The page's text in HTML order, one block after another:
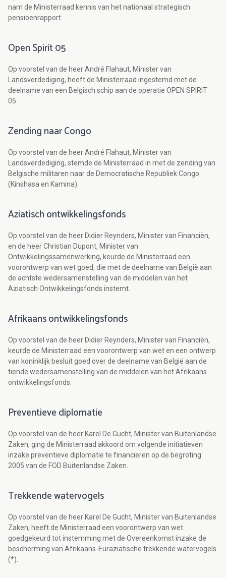
nam de Ministerraad kennis van het nationaal strategisch
pensioenrapport.
Open Spirit 05
Op voorstel van de heer André Flahaut, Minister van
Landsverdediging, heeft de Ministerraad ingestemd met de
deelname van een Belgisch schip aan de operatie OPEN SPIRIT
05.
Zending naar Congo
Op voorstel van de heer André Flahaut, Minister van
Landsverdediging, stemde de Ministerraad in met de zending van
Belgische militaren naar de Democratische Republiek Congo
(Kinshasa en Kamina).
Aziatisch ontwikkelingsfonds
Op voorstel van de heer Didier Reynders, Minister van Financiën,
en de heer Christian Dupont, Minister van
Ontwikkelingssamenwerking, keurde de Ministerraad een
voorontwerp van wet goed, die met de deelname van België aan
de achtste wedersamenstelling van de middelen van het
Aziatisch Ontwikkelingsfonds instemt.
Afrikaans ontwikkelingsfonds
Op voorstel van de heer Didier Reynders, Minister van Financiën,
keurde de Ministerraad een voorontwerp van wet en een ontwerp
van koninklijk besluit goed over de deelname van België aan de
tiende wedersamenstelling van de middelen van het Afrikaans
ontwikkelingsfonds.
Preventieve diplomatie
Op voorstel van de heer Karel De Gucht, Minister van Buitenlandse
Zaken, ging de Ministerraad akkoord om volgende initiatieven
inzake preventieve diplomatie te financieren op de begroting
2005 van de FOD Buitenlandse Zaken.
Trekkende watervogels
Op voorstel van de heer Karel De Gucht, Minister van Buitenlandse
Zaken, heeft de Ministerraad een voorontwerp van wet
goedgekeurd tot instemming met de Overeenkomst inzake de
bescherming van Afrikaans-Euraziatische trekkende watervogels
(*).